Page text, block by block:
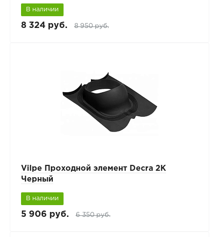
В наличии
8 324 руб. 8 950 руб.
Vilpe Проходной элемент Decra 2K
Черный
В наличии
5 906 руб. 6 350 руб.